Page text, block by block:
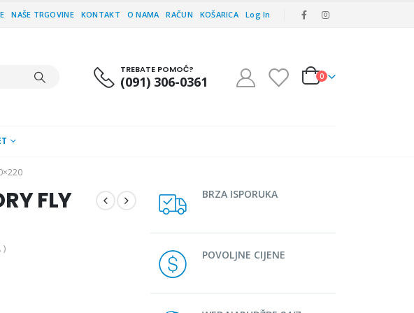
NAŠE TRGOVINE KONTAKT O NAMA RAČUN KOŠARICA Log In
TREBATE POMOĆ?
(091) 306-0361 0
FLY
)
BRZA ISPORUKA
POVOLJNE CIJENE